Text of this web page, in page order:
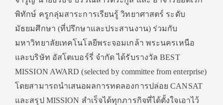
พิทักษ์ ครูกลุ่มสาระการเรียนรู้ วิทยาศาสตร์ ระดับ
มัธยมศึกษา (ที่ปรึกษาและประสานงาน) ร่วมกับ
มหาวิทยาลัยเทคโนโลยีพระจอมเกล้า พระนครเหนือ
และบริษัท อัสโตเบอร์รี่ จำกัด ได้รับรางวัล BEST
MISSION AWARD (selected by committee from enterprise)
โดยสามารถนำเสนอผลการทดลองการปล่อย CANSAT
และสรุป MISSION สำเร็จได้ทุกภารกิจที่ได้ตั้งใจเอาไว้